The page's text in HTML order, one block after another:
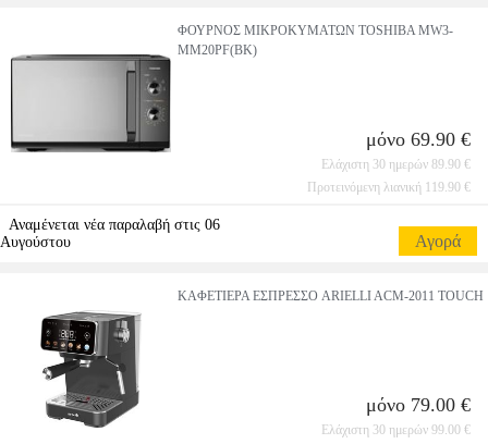
ΦΟΥΡΝΟΣ ΜΙΚΡΟΚΥΜΑΤΩΝ TOSHIBA MW3-
MM20PF(BK)
μόνο 69.90 €
Ελάχιστη 30 ημερών 89.90 €
Προτεινόμενη λιανική 119.90 €
Αναμένεται νέα παραλαβή στις 06
Αυγούστου
Αγορά
ΚΑΦΕΤΙΕΡΑ ΕΣΠΡΕΣΣΟ ARIELLI ACM-2011 TOUCH
μόνο 79.00 €
Ελάχιστη 30 ημερών 99.00 €